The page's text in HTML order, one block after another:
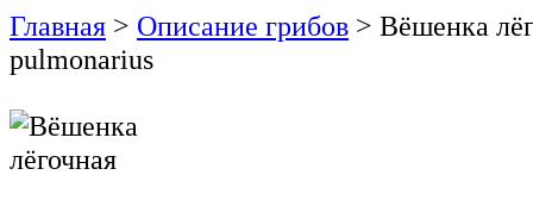
Главная > Описание грибов > Вёшенка
pulmonarius